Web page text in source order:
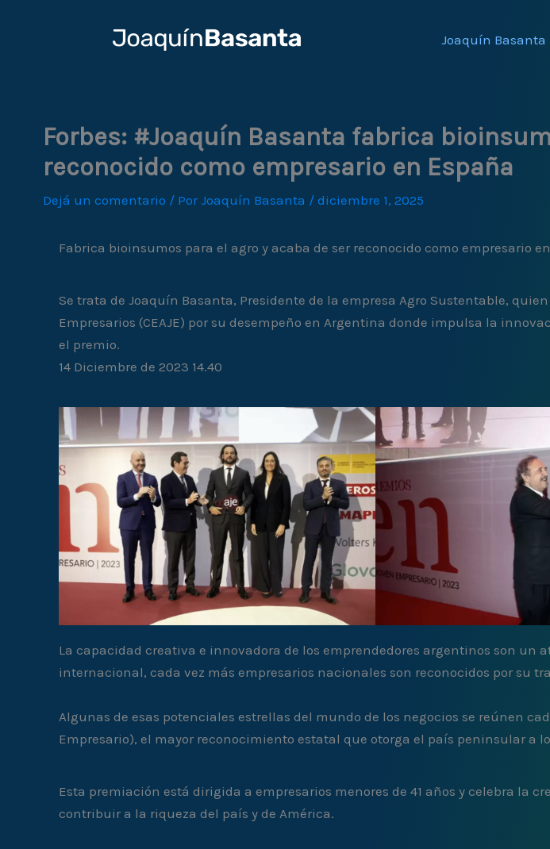
Joaquín Basanta
Forbes: #Joaquín Basanta fabrica
reconocido como empresario en España
Dejá un comentario / Por Joaquín Basanta / diciembre 1, 2025
Fabrica bioinsumos para el agro y acaba de ser reconocido como empresario
Se trata de Joaquín Basanta, Presidente de la empresa Agro Sustentable,
Empresarios (CEAJE) por su desempeño en Argentina donde impulsa la
el premio.
14 Diciembre de 2023 14.40
La capacidad creativa e innovadora de los emprendedores argentinos son un
internacional, cada vez más empresarios nacionales son reconocidos por su
Algunas de esas potenciales estrellas del mundo de los negocios se reúnen
Empresario), el mayor reconocimiento estatal que otorga el país peninsular a
Esta premiación está dirigida a empresarios menores de 41 años y celebra la
contribuir a la riqueza del país y de América.